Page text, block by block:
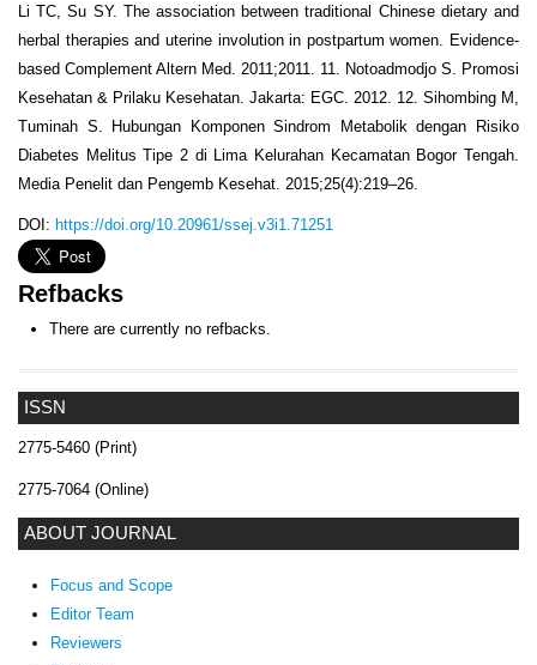
ISSN
2775-5460 (Print)
2775-7064 (Online)
ABOUT JOURNAL
Focus and Scope
Editor Team
Reviewers
Li TC, Su SY. The association between traditional Chinese dietary and
herbal therapies and uterine involution in postpartum women. Evidence-
based Complement Altern Med. 2011;2011. 11. Notoadmodjo S. Promosi
Kesehatan & Prilaku Kesehatan. Jakarta: EGC. 2012. 12. Sihombing M,
Tuminah S. Hubungan Komponen Sindrom Metabolik dengan Risiko
Diabetes Melitus Tipe 2 di Lima Kelurahan Kecamatan Bogor Tengah.
Media Penelit dan Pengemb Kesehat. 2015;25(4):219–26.
DOI: https://doi.org/10.20961/ssej.v3i1.71251
Refbacks
There are currently no refbacks.